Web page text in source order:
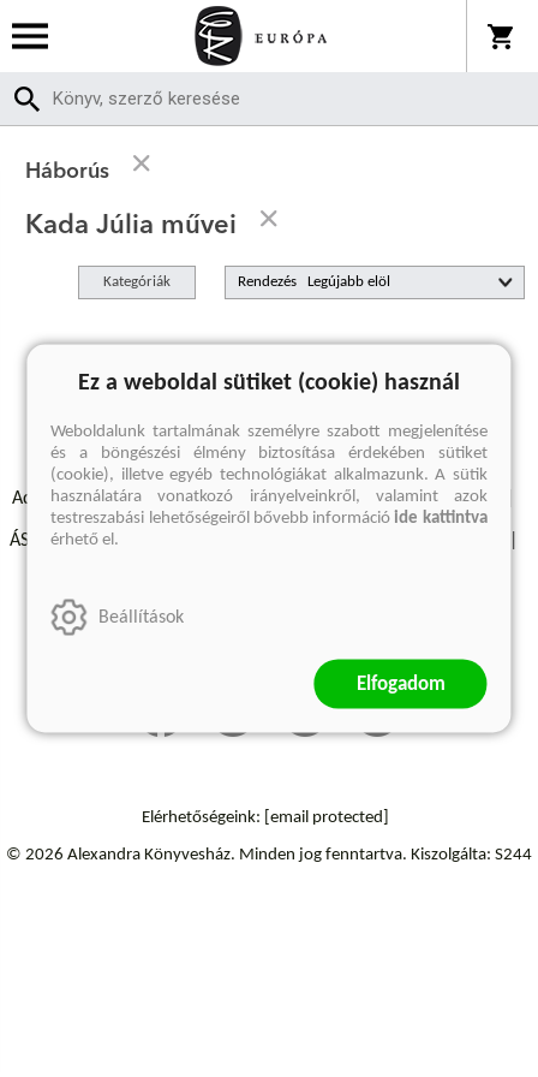
Háborús
Kada Júlia művei
Kategóriák Rendezés
A keresett kifejezésre nincs találat
Adatvédelmi szabályzatok Elállási felmondási nyilatkozat
ÁSZF - Vásárlási feltételek
Szállítási információk
Elérhetőségeink: [email protected]
© 2026 Alexandra Könyvesház. Minden jog fenntartva. Kiszolgálta: S244
Ez a weboldal sütiket (cookie) használ
Weboldalunk tartalmának személyre szabott megjelenítése
és a böngészési élmény biztosítása érdekében sütiket
(cookie), illetve egyéb technológiákat alkalmazunk. A sütik
használatára vonatkozó irányelveinkről, valamint azok
testreszabási lehetőségeiről bővebb információide kattintva
érhető el.
Beállítások
Elfogadom